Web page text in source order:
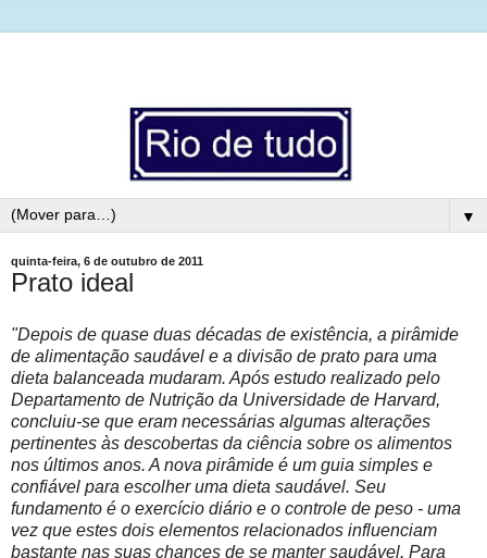
▼
quinta-feira, 6 de outubro de 2011
Prato ideal
"Depois de quase duas décadas de existência, a pirâmide
de alimentação saudável e a divisão de prato para uma
dieta balanceada mudaram. Após estudo realizado pelo
Departamento de Nutrição da Universidade de Harvard,
concluiu-se que eram necessárias algumas alterações
pertinentes às descobertas da ciência sobre os alimentos
nos últimos anos. A nova pirâmide é um guia simples e
confiável para escolher uma dieta saudável. Seu
fundamento é o exercício diário e o controle de peso - uma
vez que estes dois elementos relacionados influenciam
bastante nas suas chances de se manter saudável. Para